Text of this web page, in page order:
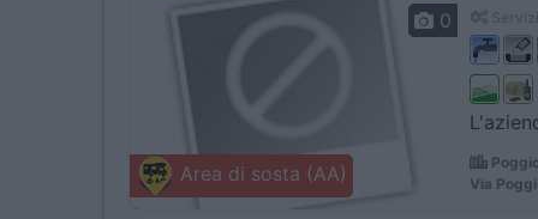
Area di sosta (AA)
0
Via